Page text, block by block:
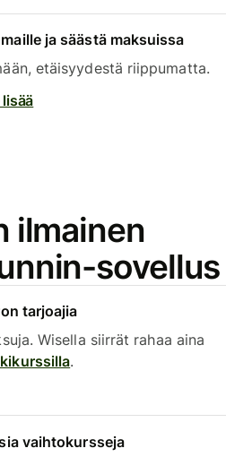
ja säästä maksuissa
etäisyydestä riippumatta.
lisää
ilmainen
sovellus
tarjoajia
Wisella siirrät rahaa aina
.
vaihtokursseja